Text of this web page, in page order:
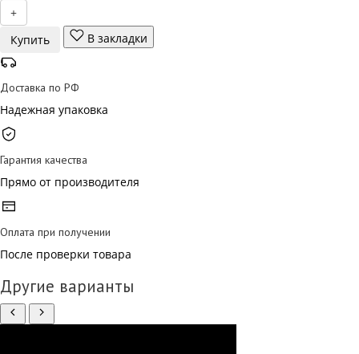
+
Купить
В закладки
Доставка по РФ
Надежная упаковка
Гарантия качества
Прямо от производителя
Оплата при получении
После проверки товара
Другие варианты